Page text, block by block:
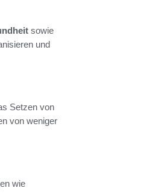
sowie
und
Setzen von
von weniger
wie